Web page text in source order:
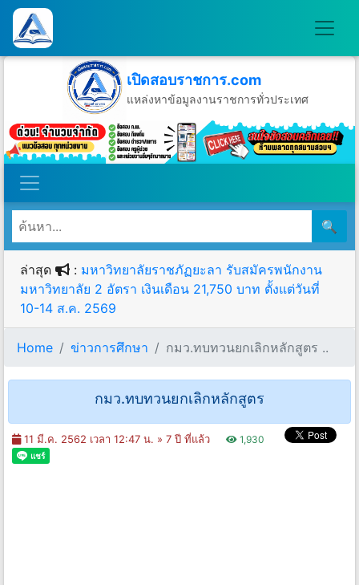
เปิดสอบราชการ.com
แหล่งหาข้อมูลงานราชการทั่วประเทศ
วันพฤหัสบดีที่ 6 เดือนสิงหาคม พ.ศ.2569
🔍
ล่าสุด : มหาวิทยาลัยราชภัฏยะลา รับสมัครพนักงาน
มหาวิทยาลัย 2 อัตรา เงินเดือน 21,750 บาท ตั้งแต่วันที่
10-14 ส.ค. 2569
Home ข่าวการศึกษา กมว.ทบทวนยกเลิกหลักสูตร ..
กมว.ทบทวนยกเลิกหลักสูตร
11 มี.ค. 2562 เวลา 12:47 น. » 7 ปี ที่แล้ว 1,930